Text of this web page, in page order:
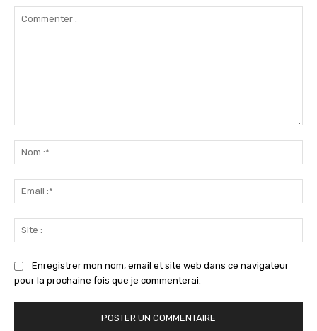
:*
:*
:
Enregistrer mon nom, email et site web dans ce navigateur
pour la prochaine fois que je commenterai.